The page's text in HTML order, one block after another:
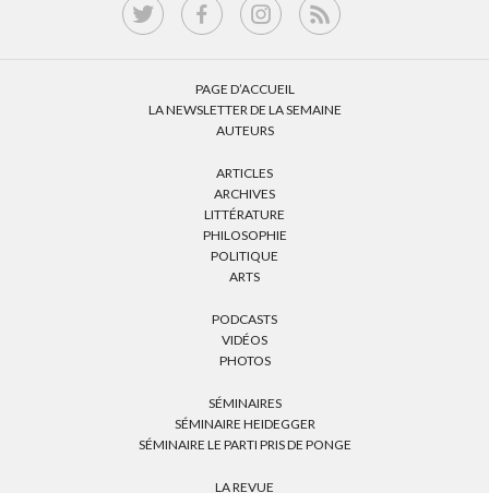
PAGE D’ACCUEIL
LA NEWSLETTER DE LA SEMAINE
AUTEURS
ARTICLES
ARCHIVES
LITTÉRATURE
PHILOSOPHIE
POLITIQUE
ARTS
PODCASTS
VIDÉOS
PHOTOS
SÉMINAIRES
SÉMINAIRE HEIDEGGER
SÉMINAIRE LE PARTI PRIS DE PONGE
LA REVUE